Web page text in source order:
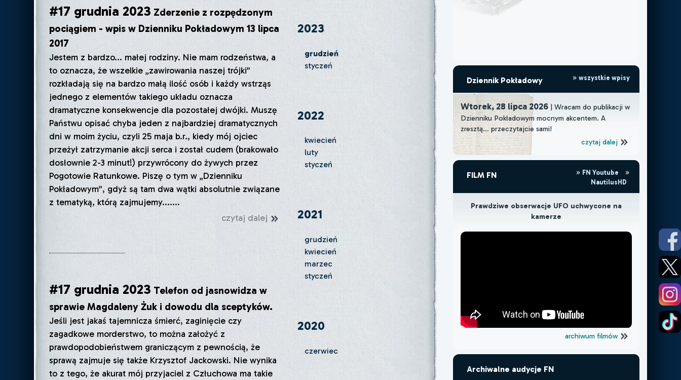
#17 grudnia 2023 Zderzenie z rozpędzonym
pociągiem - wpis w Dzienniku Pokładowym 13 lipca
2017
Jestem z bardzo... małej rodziny. Nie mam rodzeństwa, a
to oznacza, że wszelkie „zawirowania naszej trójki”
rozkładają się na bardzo małą ilość osób i każdy wstrząs
jednego z elementów takiego układu oznacza
dramatyczne konsekwencje dla pozostałej dwójki. Muszę
Państwu opisać chyba jeden z najbardziej dramatycznych
dni w moim życiu, czyli 25 maja b.r., kiedy mój ojciec
przeżył zatrzymanie akcji serca i został cudem (brakowało
dosłownie 2-3 minut!) przywrócony do żywych przez
Pogotowie Ratunkowe. Piszę o tym w „Dzienniku
Pokładowym”, gdyż są tam dwa wątki absolutnie związane
z tematyką, którą zajmujemy.......
czytaj dalej
#17 grudnia 2023 Telefon od jasnowidza w
sprawie Magdaleny Żuk i dowodu dla sceptyków.
Jeśli jest jakaś tajemnicza śmierć, zaginięcie czy
zagadkowe morderstwo, to można założyć z
prawdopodobieństwem graniczącym z pewnością, że
sprawą zajmuje się także Krzysztof Jackowski. Nie wynika
to z tego, że akurat mój przyjaciel z Człuchowa ma takie
2023
grudzień
styczeń
2022
kwiecień
luty
styczeń
2021
grudzień
kwiecień
marzec
styczeń
2020
czerwiec
widoczna stacja kosmiczna stacji nie
Dziennik Pokładowy wszystkie wpisy
Wtorek, 28 lipca 2026| Wracam do publikacji w
Dzienniku Pokładowym mocnym akcentem. A
zresztą... przeczytajcie sami!
czytaj dalej
FILM FN
FN Youtube
NautilusHD
Prawdziwe obserwacje UFO uchwycone na
kamerze
archiwum filmów
Archiwalne audycje FN